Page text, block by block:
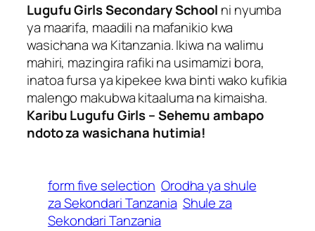
Lugufu Girls Secondary School ni nyumba
ya maarifa, maadili na mafanikio kwa
wasichana wa Kitanzania. Ikiwa na walimu
mahiri, mazingira rafiki na usimamizi bora,
inatoa fursa ya kipekee kwa binti wako kufikia
malengo makubwa kitaaluma na kimaisha.
Karibu Lugufu Girls – Sehemu ambapo
ndoto za wasichana hutimia!
form five selection Orodha ya shule
za Sekondari Tanzania Shule za
Sekondari Tanzania